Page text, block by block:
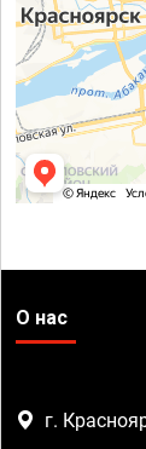
О нас
г.